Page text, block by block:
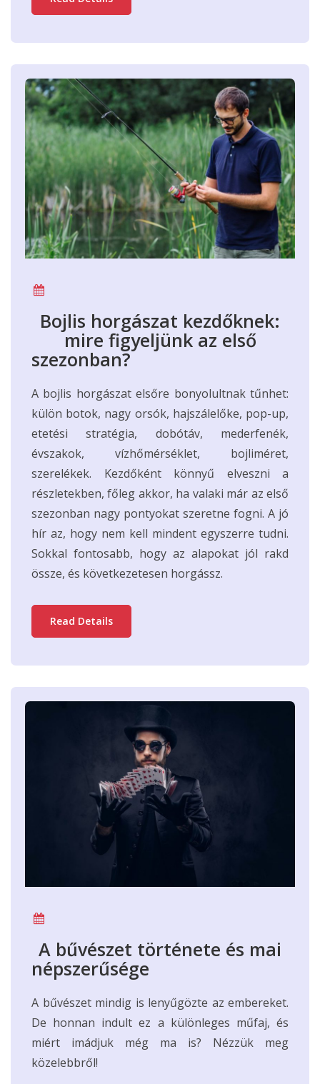
Bojlis horgászat kezdőknek:
mire figyeljünk az első
szezonban?
A bojlis horgászat elsőre bonyolultnak tűnhet:
külön botok, nagy orsók, hajszálelőke, pop-up,
etetési stratégia, dobótáv, mederfenék,
évszakok, vízhőmérséklet, bojliméret,
szerelékek. Kezdőként könnyű elveszni a
részletekben, főleg akkor, ha valaki már az első
szezonban nagy pontyokat szeretne fogni. A jó
hír az, hogy nem kell mindent egyszerre tudni.
Sokkal fontosabb, hogy az alapokat jól rakd
össze, és következetesen horgássz.
Read Details
A bűvészet története és mai
népszerűsége
A bűvészet mindig is lenyűgözte az embereket.
De honnan indult ez a különleges műfaj, és
miért imádjuk még ma is? Nézzük meg
közelebbről!